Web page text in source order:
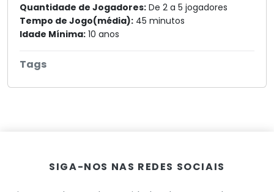
Quantidade de Jogadores: De 2 a 5 jogadores
Tempo de Jogo(média): 45 minutos
Idade Mínima: 10 anos
Tags
SIGA-NOS NAS REDES SOCIAIS